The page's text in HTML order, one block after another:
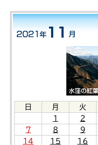
日 月 火
1
2
7
8 9
14
15 16